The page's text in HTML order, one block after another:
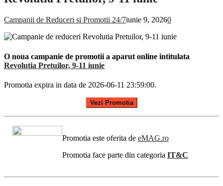
Campanii de Reduceri si Promotii 24/7iunie 9, 20260
O noua campanie de promotii a aparut online intitulata
Revolutia Pretuilor, 9-11 iunie
Promotia expira in data de 2026-06-11 23:59:00.
Vezi Promotia
Promotia este oferita de eMAG.ro
Promotia face parte din categoria IT&C